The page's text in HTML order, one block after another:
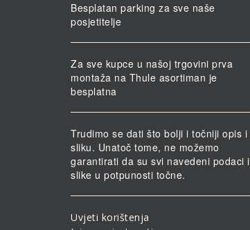
Besplatan parking za sve naše
posjetitelje
Za sve kupce u našoj trgovini prva
montaža na Thule asortiman je
besplatna
Trudimo se dati što bolji i točniji opis i
sliku. Unatoč tome, ne možemo
garantirati da su svi navedeni podaci i
slike u potpunosti točne.
Uvjeti korištenja